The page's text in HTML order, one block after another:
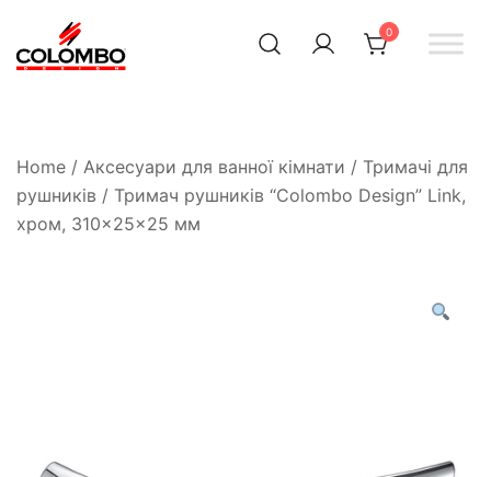
0
Home / Аксесуари для ванної кімнати / Тримачі для
рушників / Тримач рушників “Colombo Design” Link,
хром, 310×25×25 мм